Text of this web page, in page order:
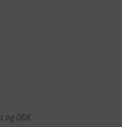
og DDK